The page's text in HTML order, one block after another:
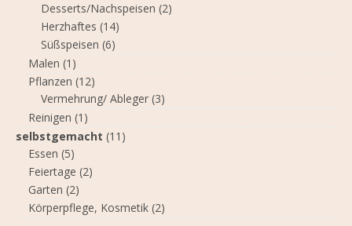
Desserts/Nachspeisen (2)
Herzhaftes (14)
Süßspeisen (6)
Malen (1)
Pflanzen (12)
Vermehrung/ Ableger (3)
Reinigen (1)
selbstgemacht (11)
Essen (5)
Feiertage (2)
Garten (2)
Körperpflege, Kosmetik (2)